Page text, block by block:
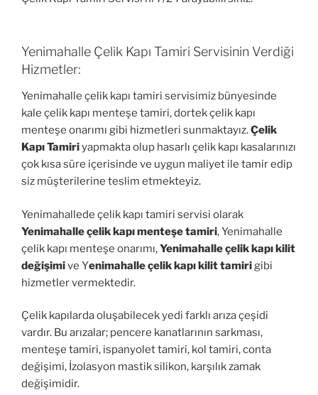
Yenimahalle Çelik Kapı Tamiri Servisinin Verdiği
Hizmetler:
Yenimahalle çelik kapı tamiri servisimiz bünyesinde
kale çelik kapı menteşe tamiri, dortek çelik kapı
menteşe onarımı gibi hizmetleri sunmaktayız.Çelik
Kapı Tamiriyapmakta olup hasarlı çelik kapı kasalarınızı
çok kısa süre içerisinde ve uygun maliyet ile tamir edip
siz müşterilerine teslim etmekteyiz.
Yenimahallede çelik kapı tamiri servisi olarak
Yenimahalle çelik kapı menteşe tamiri, Yenimahalle
çelik kapı menteşe onarımı,Yenimahalle çelik kapı kilit
değişimive Yenimahalle çelik kapı kilit tamirigibi
hizmetler vermektedir.
Çelik kapılarda oluşabilecek yedi farklı arıza çeşidi
vardır. Bu arızalar; pencere kanatlarının sarkması,
menteşe tamiri, ispanyolet tamiri, kol tamiri, conta
değişimi, İzolasyon mastik silikon, karşılık zamak
değişimidir.